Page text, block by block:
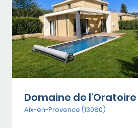
Domaine de l'Oratoire
Aix-en-Provence (13080)